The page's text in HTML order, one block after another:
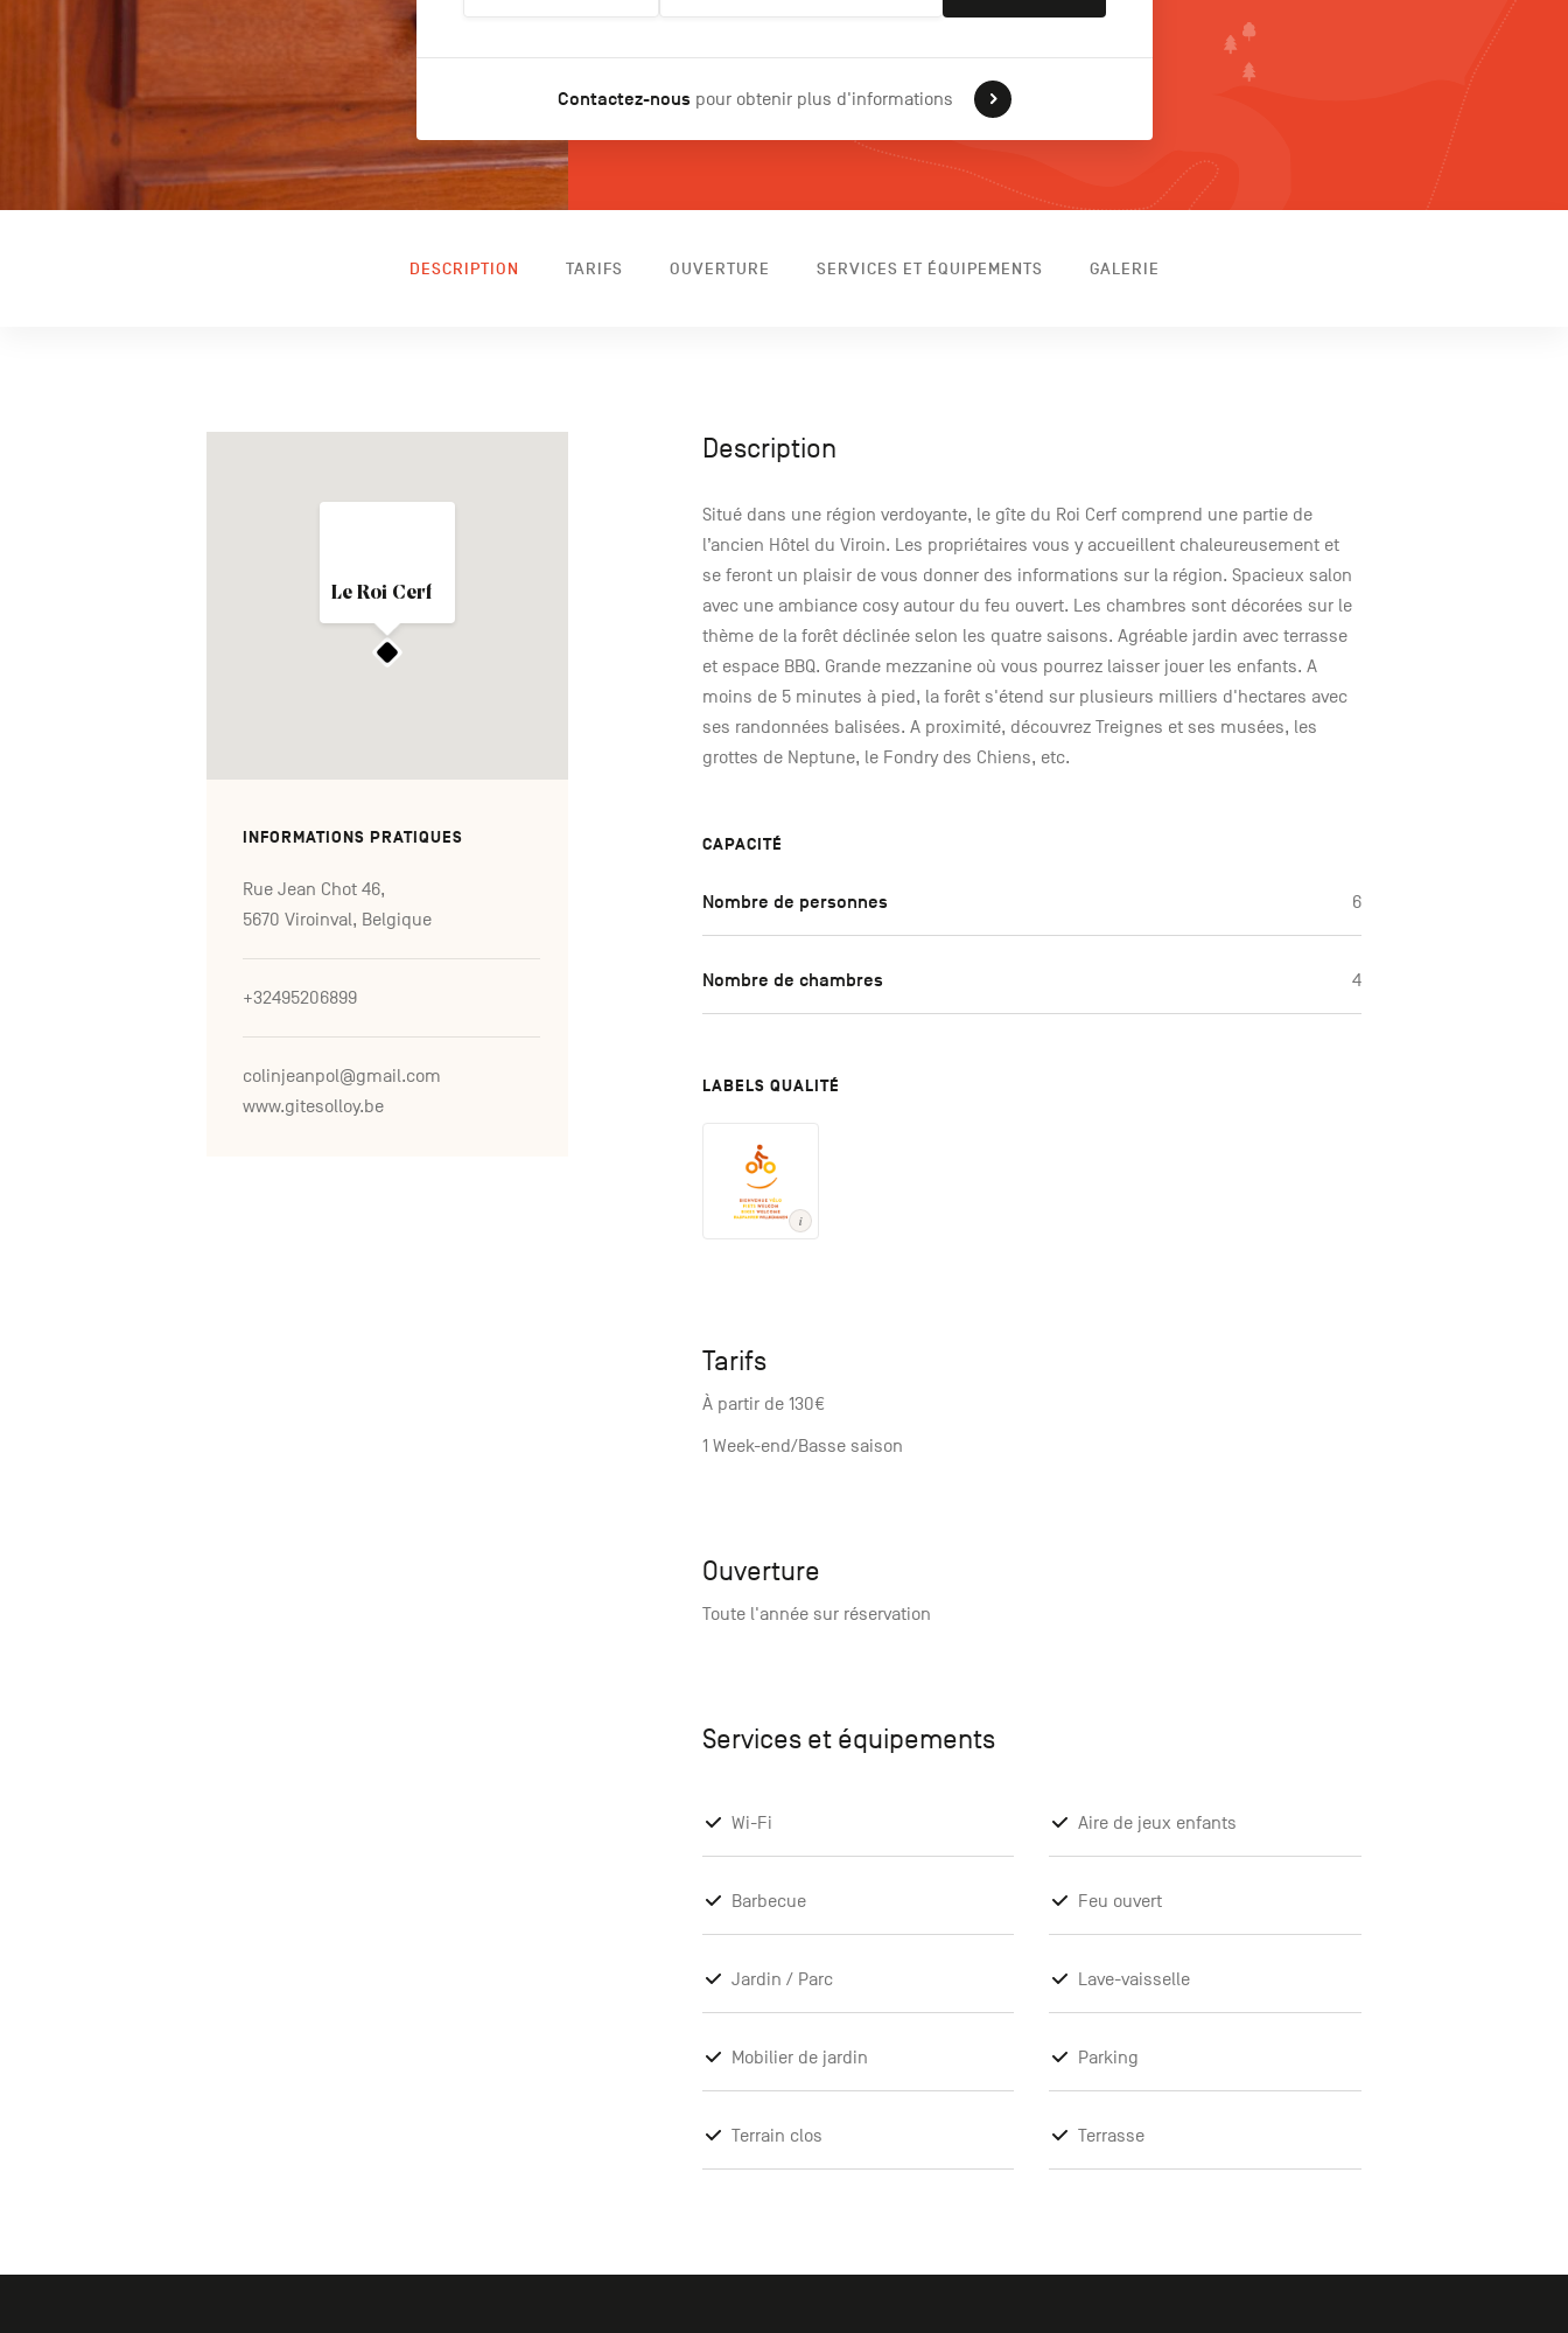
Contactez-nous pour obtenir plus d'informations
DESCRIPTION TARIFS OUVERTURE SERVICES ET ÉQUIPEMENTS GALERIE
Le Roi Cerf
INFORMATIONS PRATIQUES
Rue Jean Chot 46,
5670 Viroinval, Belgique
+32495206899
colinjeanpol@gmail.com
www.gitesolloy.be
Description
Situé dans une région verdoyante, le gîte du Roi Cerf comprend une partie de
l’ancien Hôtel du Viroin. Les propriétaires vous y accueillent chaleureusement et
se feront un plaisir de vous donner des informations sur la région. Spacieux salon
avec une ambiance cosy autour du feu ouvert. Les chambres sont décorées sur le
thème de la forêt déclinée selon les quatre saisons. Agréable jardin avec terrasse
et espace BBQ. Grande mezzanine où vous pourrez laisser jouer les enfants. A
moins de 5 minutes à pied, la forêt s'étend sur plusieurs milliers d'hectares avec
ses randonnées balisées. A proximité, découvrez Treignes et ses musées, les
grottes de Neptune, le Fondry des Chiens, etc.
CAPACITÉ
Nombre de personnes 6
Nombre de chambres 4
LABELS QUALITÉ
Tarifs
À partir de 130€
1 Week-end/Basse saison
Ouverture
Toute l'année sur réservation
Services et équipements
Wi-Fi Aire de jeux enfants
Barbecue Feu ouvert
Jardin / Parc Lave-vaisselle
Mobilier de jardin Parking
Terrain clos Terrasse